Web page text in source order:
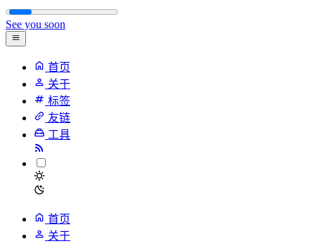
See you soon
首页
关于
标签
友链
工具
首页
关于